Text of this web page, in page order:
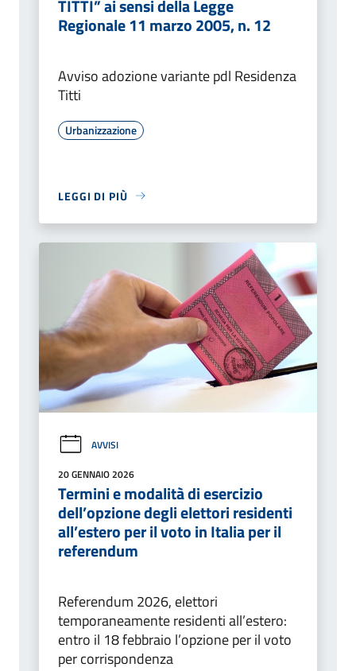
TITTI” ai sensi della Legge
Regionale 11 marzo 2005, n. 12
Avviso adozione variante pdl Residenza
Titti
Urbanizzazione
LEGGI DI PIÙ
AVVISI
20 GENNAIO 2026
Termini e modalità di esercizio
dell’opzione degli elettori residenti
all’estero per il voto in Italia per il
referendum
Referendum 2026, elettori
temporaneamente residenti all’estero:
entro il 18 febbraio l’opzione per il voto
per corrispondenza